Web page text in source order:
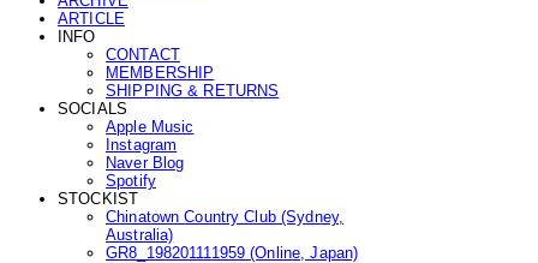
ARTICLE
INFO
CONTACT
MEMBERSHIP
SHIPPING & RETURNS
SOCIALS
Apple Music
Instagram
Naver Blog
Spotify
STOCKIST
Chinatown Country Club (Sydney,
Australia)
GR8_198201111959 (Online, Japan)